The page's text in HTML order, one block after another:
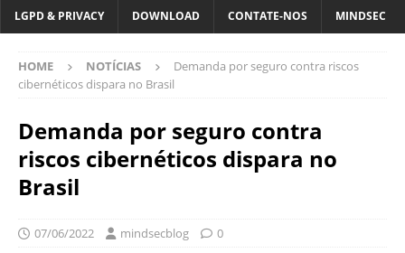
LGPD & PRIVACY DOWNLOAD CONTATE-NOS MINDSEC
HOME NOTÍCIAS
Demanda por seguro contra riscos
cibernéticos dispara no Brasil
Demanda por seguro contra
riscos cibernéticos dispara no
Brasil
07/06/2022 mindsecblog 0